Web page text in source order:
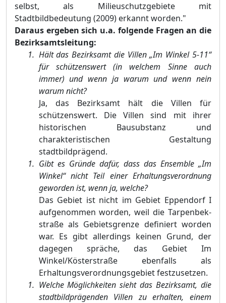
selbst, als Milieuschutzgebiete mit
Stadtbildbedeutung (2009) erkannt worden."
Daraus ergeben sich u.a. folgende Fragen an die
Bezirksamtsleitung:
Hält das Bezirksamt die Villen „Im Winkel 5-11“
für schützenswert (in welchem Sinne auch
immer) und wenn ja warum und wenn nein
warum nicht?
Ja, das Bezirksamt hält die Villen für
schützenswert. Die Villen sind mit ihrer
historischen Bausubstanz und
charakteristischen Gestaltung
stadtbildprägend.
Gibt es Gründe dafür, dass das Ensemble „Im
Winkel“ nicht Teil einer Erhaltungsverordnung
geworden ist, wenn ja, welche?
Das Gebiet ist nicht im Gebiet Eppendorf I
aufgenommen worden, weil die Tarpenbek-
straße als Gebietsgrenze definiert worden
war. Es gibt allerdings keinen Grund, der
dagegen spräche, das Gebiet Im
Winkel/Kösterstraße ebenfalls als
Erhaltungsverordnungsgebiet festzusetzen.
Welche Möglichkeiten sieht das Bezirksamt, die
stadtbildprägenden Villen zu erhalten, einem